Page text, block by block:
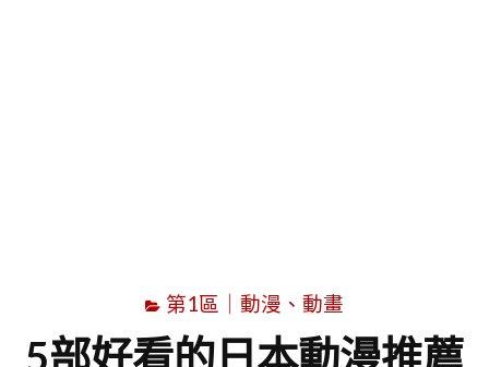
第1區｜動漫、動畫
5部好看的日本動漫推薦